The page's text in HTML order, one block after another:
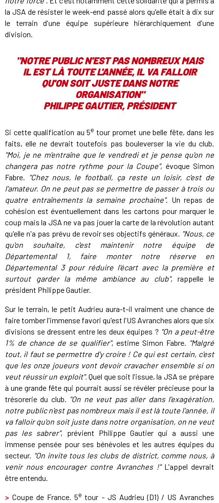
la JSA de résister le week-end passé alors qu'elle était à dix sur
le terrain d'une équipe supérieure hiérarchiquement d'une
division.
"NOTRE PUBLIC N'EST PAS NOMBREUX MAIS
IL EST LÀ TOUTE L'ANNÉE, IL VA FALLOIR
QU'ON SOIT JUSTE DANS NOTRE
ORGANISATION"
PHILIPPE GAUTIER, PRÉSIDENT
Si cette qualification au 5e tour promet une belle fête, dans les
faits, elle ne devrait toutefois pas bouleverser la vie du club.
"Moi, je ne m'entraîne que le vendredi et je pense qu'on ne
changera pas notre rythme pour la Coupe", évoque Simon
Fabre. "Chez nous, le football, ça reste un loisir, c'est de
l'amateur. On ne peut pas se permettre de passer à trois ou
quatre entraînements la semaine prochaine". Un repas de
cohésion est éventuellement dans les cartons pour marquer le
coup mais la JSA ne va pas jouer la carte de la révolution autant
qu'elle n'a pas prévu de revoir ses objectifs généraux. "Nous, ce
qu'on souhaite, c'est maintenir notre équipe de
Départemental 1, faire monter notre réserve en
Départemental 3 pour réduire l'écart avec la première et
surtout garder la même ambiance au club", rappelle le
président Philippe Gautier.
Sur le terrain, le petit Audrieu aura-t-il vraiment une chance de
faire tomber l'immense favori qu'est l'US Avranches alors que six
divisions se dressent entre les deux équipes ? "On a peut-être
1% de chance de se qualifier", estime Simon Fabre. "Malgré
tout, il faut se permettre d'y croire ! Ce qui est certain, c'est
que les onze joueurs vont devoir cravacher ensemble si on
veut réussir un exploit".Quel que soit l'issue, la JSA se prépare
à une grande fête qui pourrait aussi se révéler précieuse pour la
trésorerie du club. "On ne veut pas aller dans l'exagération,
notre public n'est pas nombreux mais il est là toute l'année, il
va falloir qu'on soit juste dans notre organisation, on ne veut
pas les sabrer", prévient Philippe Gautier qui a aussi une
immense pensée pour ses bénévoles et les autres équipes du
secteur. "On invite tous les clubs de district, comme nous, à
venir nous encourager contre Avranches !"L'appel devrait
être entendu.
> Coupe de France. 5e tour - JS Audrieu (D1) / US Avranches